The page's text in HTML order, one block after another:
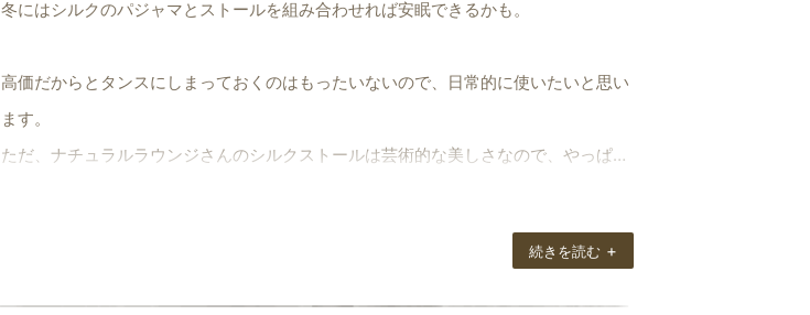
冬にはシルクのパジャマとストールを組み合わせれば安眠できるかも。
高価だからとタンスにしまっておくのはもったいないので、日常的に使いたいと思い
ます。
ただ、ナチュラルラウンジさんのシルクストールは芸術的な美しさなので、やっぱり
続きを読む +